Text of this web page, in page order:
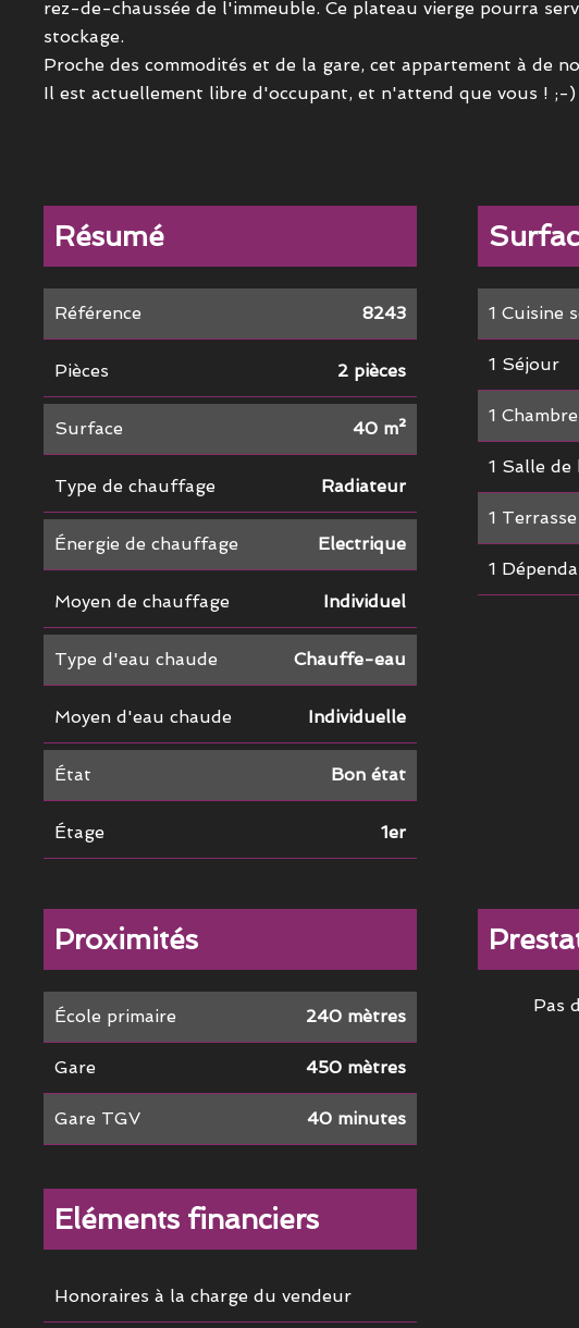
rez-de-chaussée de l'immeuble. Ce plateau vierge pourra
stockage.
Proche des commodités et de la gare, cet appartement à de
Il est actuellement libre d'occupant, et n'attend que vous ! ;-)
Résumé
Référence 8243
Pièces 2 pièces
Surface 40 m²
Type de chauffage Radiateur
Énergie de chauffage Electrique
Moyen de chauffage Individuel
Type d'eau chaude Chauffe-eau
Moyen d'eau chaude Individuelle
État Bon état
Étage 1er
1 Cuisine
1 Séjour
1 Chambre
1 Salle de
1 Terrasse
1
Proximités
École primaire 240 mètres
Gare 450 mètres
Gare TGV 40 minutes
Pas
Eléments financiers
Honoraires à la charge du vendeur